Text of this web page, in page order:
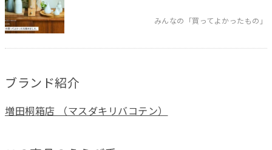
みんなの「買ってよかったもの」
ブランド紹介
増田桐箱店 （マスダキリバコテン）